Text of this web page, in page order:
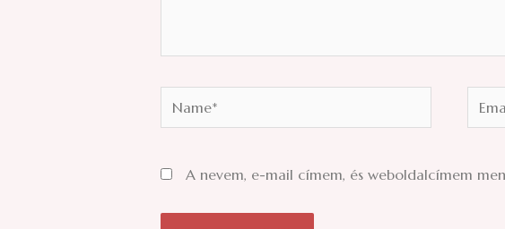
A nevem, e-mail címem, és weboldalcímem